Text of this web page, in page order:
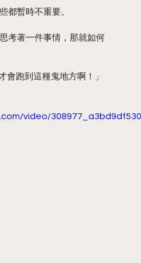
都暫時不重要。
考著一件事情，那就如何
跑到這種鬼地方啊！」
video/